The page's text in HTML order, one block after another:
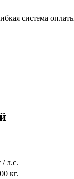
система
/ л.с.
кг.